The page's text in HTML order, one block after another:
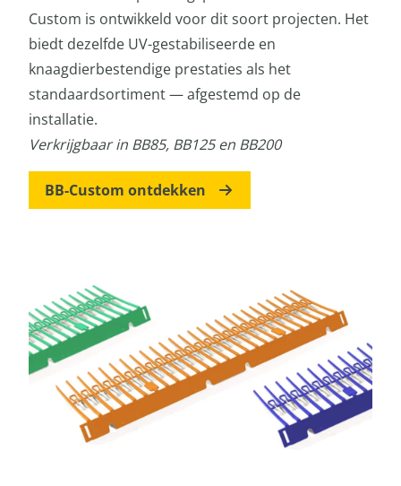
Custom is ontwikkeld voor dit soort projecten. Het
biedt dezelfde UV-gestabiliseerde en
knaagdierbestendige prestaties als het
standaardsortiment — afgestemd op de
installatie.
Verkrijgbaar in BB85, BB125 en BB200
BB-Custom ontdekken